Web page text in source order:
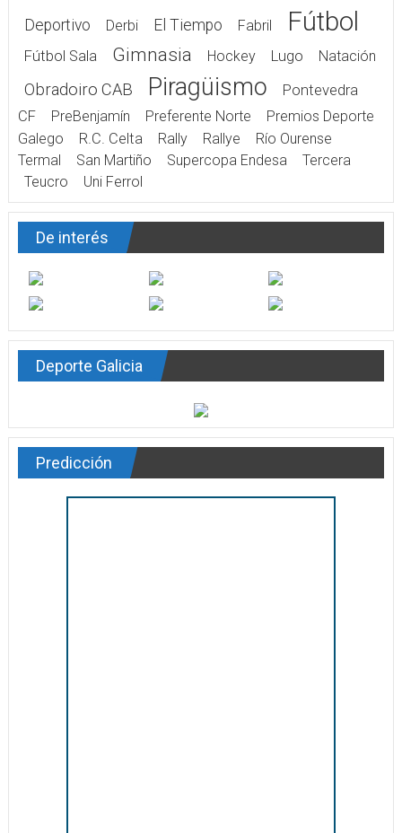
Deportivo Derbi El Tiempo Fabril Fútbol
Fútbol Sala Gimnasia Hockey Lugo Natación
Obradoiro CAB Piragüismo
Pontevedra
CF
PreBenjamín Preferente Norte
Premios Deporte
Galego
R.C. Celta Rally Rallye
Río Ourense
Termal
San Martiño Supercopa Endesa
Tercera
Teucro
Uni Ferrol
De interés
Deporte Galicia
Predicción